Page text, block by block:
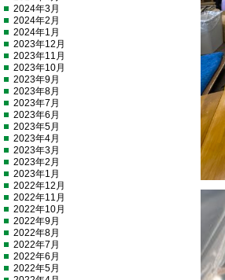
2024年3月
2024年2月
2024年1月
2023年12月
2023年11月
2023年10月
2023年9月
2023年8月
2023年7月
2023年6月
2023年5月
2023年4月
2023年3月
2023年2月
2023年1月
2022年12月
2022年11月
2022年10月
2022年9月
2022年8月
2022年7月
2022年6月
2022年5月